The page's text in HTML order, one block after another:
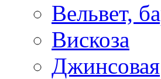
Вельвет,
Вискоза
Джинсовая